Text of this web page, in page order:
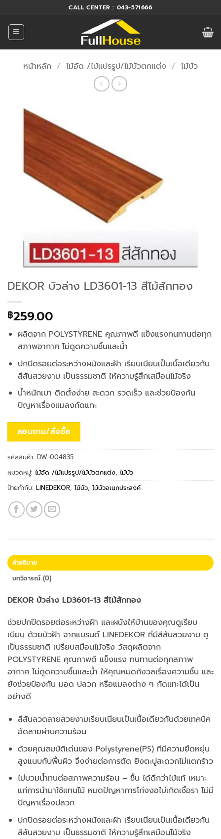
ยัง
เนื้อหา
CALL CENTER : 043-571666
หน้าหลัก / ไม้อัด /ไม้แปรรูป/ไม้บัวตกแต่ง / ไม้บัว
DEKOR บัวล่าง LD3601-13 สีไม้สักทอง
฿259.00
ผลิตจาก POLYSTYRENE คุณภาพดี แข็งแรงทนทานต่อทุก
สภาพอากาศ ไม่ดูดความชื้นและน้ำ
ปกปิดรอยต่อระหว่างผนังและฝ้า เรียบเนียนเป็นเนื้อเดียวกัน
สีสันสวยงาม เป็นธรรมชาติ ให้ความรู้สึกเสมือนไม้จริง
น้ำหนักเบา ติดตั้งง่าย สะดวก รวดเร็ว และช่วยป้องกัน
ปัญหาเรื่องแมลงกัดแทะ
สอบถาม/สั่งซื้อ
รหัสสินค้า: DW-004835
หมวดหมู่: ไม้อัด /ไม้แปรรูป/ไม้บัวตกแต่ง, ไม้บัว
ป้ายกำกับ: LINEDEKOR, ไม้บัว, ไม้บัวอเนกประสงค์
คำอธิบาย
บทวิจารณ์ (0)
DEKOR บัวล่าง LD3601-13 สีไม้สักทอง
ช่วยปกปิดรอยต่อระหว่างฝ้า และผนังให้บ้านของคุณดูเรียบ
เนียน ด้วยบัวฝ้า จากแบรนด์ LINEDEKOR ที่มีสีสันสวยงาม ดู
เป็นธรรมชาติ เปรียบสมือนไม้จริง วัสดุผลิตจาก
POLYSTYRENE คุณภาพดี แข็งแรง ทนทานต่อทุกสภาพ
อากาศ ไม่ดูดความชื้นและน้ำ ให้คุณหมดกังวลเรื่องความชื้น และ
ยังช่วยป้องกัน มอด ปลวก หรือแมลงต่าง ๆ กัดแทะได้เป็น
อย่างดี
สีสันลวดลายสวยงามเรียบเนียนเป็นเนื้อเดียวกันด้วยเทคนิค
อัดลายผ่านความร้อน
ด้วยคุณสมบัติเด่นของ Polystyrene(PS) ทีมีความยืดหยุ่น
สูงแนบกับพื้นผิว จึงง่ายต่อการตัด ยิงตะปูสะดวกไม่แตกร้าว
ไม่บวมน้ำทนต่อสภาพความร้อน – ชื้น ได้ดีกว่าไม้แท้ เหมาะ
แก่การนำมาใช้แทนไม้ หมดปัญหาการโก่งงอไม่เกิดเชื้อรา ไม่มี
ปัญหาเรื่องปลวก
ปกปิดรอยต่อระหว่างผนังและฝ้า เรียบเนียนเป็นเนื้อเดียวกัน
สีสันสวยงาม เป็นธรรมชาติ ให้ความรู้สึกเสมือนไม้จริง